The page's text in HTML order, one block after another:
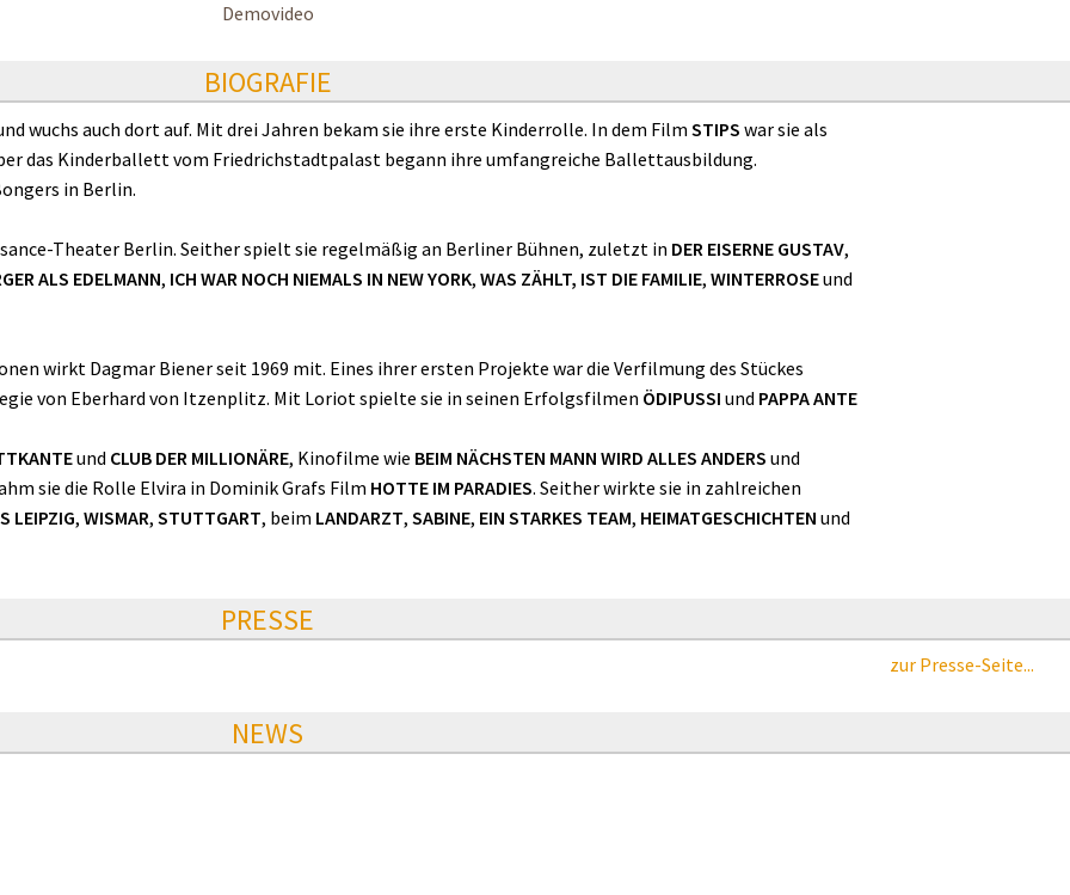
Demovideo
BIOGRAFIE
wuchs auch dort auf. Mit drei Jahren bekam sie ihre erste Kinderrolle. In dem Film STIPS war sie als
das Kinderballett vom Friedrichstadtpalast begann ihre umfangreiche Ballettausbildung.
in Berlin.
Theater Berlin. Seither spielt sie regelmäßig an Berliner Bühnen, zuletzt in DER EISERNE GUSTAV,
ALS EDELMANN, ICH WAR NOCH NIEMALS IN NEW YORK, WAS ZÄHLT, IST DIE FAMILIE, WINTERROSEund
wirkt Dagmar Biener seit 1969 mit. Eines ihrer ersten Projekte war die Verfilmung des Stückes
von Eberhard von Itzenplitz. Mit Loriot spielte sie in seinen Erfolgsfilmen ÖDIPUSSI und PAPPA ANTE
und CLUB DER MILLIONÄRE, Kinofilme wie BEIM NÄCHSTEN MANN WIRD ALLES ANDERS und
sie die Rolle Elvira in Dominik Grafs Film HOTTE IM PARADIES. Seither wirkte sie in zahlreichen
LEIPZIG, WISMAR, STUTTGART, beim LANDARZT, SABINE, EIN STARKES TEAM, HEIMATGESCHICHTEN und
PRESSE
zur Presse-Seite...
NEWS